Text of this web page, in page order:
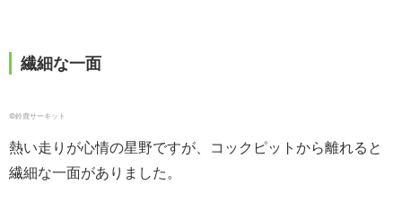
繊細な一面
©鈴鹿サーキット
熱い走りが心情の星野ですが、コックピットから離れると
繊細な一面がありました。